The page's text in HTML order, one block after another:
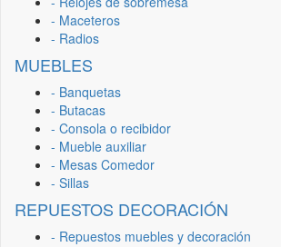
- Maceteros
- Radios
MUEBLES
- Banquetas
- Butacas
- Consola o recibidor
- Mueble auxiliar
- Mesas Comedor
- Sillas
REPUESTOS DECORACIÓN
- Repuestos muebles y decoración